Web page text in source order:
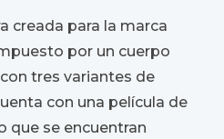
creada para la marca
por un cuerpo
tres variantes de
con una película de
que se encuentran